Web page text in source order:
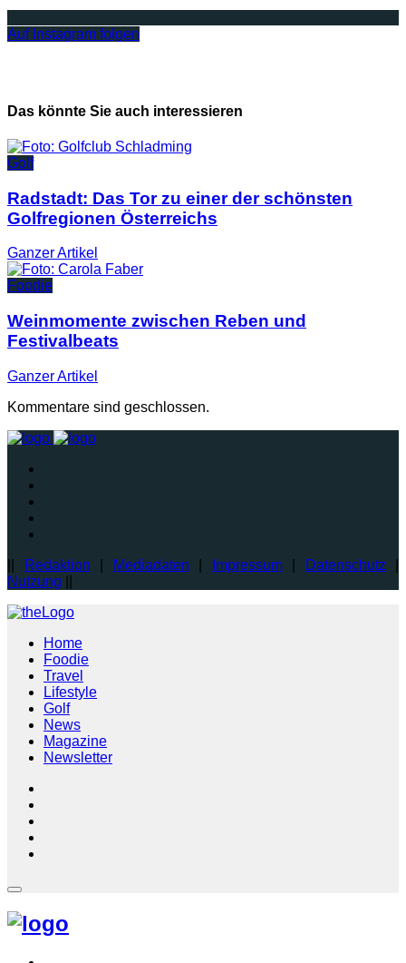
Auf Instagram folgen
Das könnte Sie auch interessieren
Golf
Radstadt: Das Tor zu einer der schönsten
Golfregionen Österreichs
GanzerArtikel
Foodie
Weinmomente zwischen Reben und
Festivalbeats
GanzerArtikel
Kommentare sind geschlossen.
Redaktion Mediadaten Impressum| Datenschutz
Nutzung
Home
Foodie
Travel
Lifestyle
Golf
News
Magazine
Newsletter